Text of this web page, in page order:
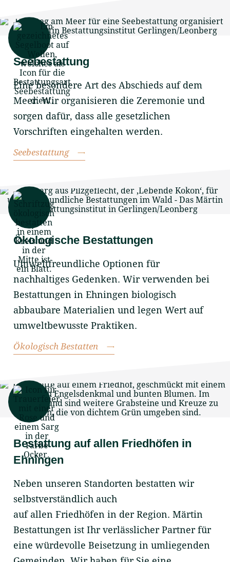
Seebestattung
Eine besondere Art des Abschieds auf dem
Meer. Wir organisieren die Zeremonie und
sorgen dafür, dass alle gesetzlichen
Vorschriften eingehalten werden.
Seebestattung
Ökologische Bestattungen
Umweltfreundliche Optionen für
nachhaltiges Gedenken. Wir verwenden bei
Bestattungen in Ehningen biologisch
abbaubare Materialien und legen Wert auf
umweltbewusste Praktiken.
Ökologisch Bestatten
Bestattung auf allen Friedhöfen in
Ehningen
Neben unseren Standorten bestatten wir
selbstverständlich auch
auf allen Friedhöfen in der Region. Märtin
Bestattungen ist Ihr verlässlicher Partner für
eine würdevolle Beisetzung in umliegenden